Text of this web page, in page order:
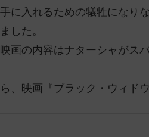
に入れるための犠牲になり
した。
画の内容はナターシャがス
、映画『ブラック・ウィド